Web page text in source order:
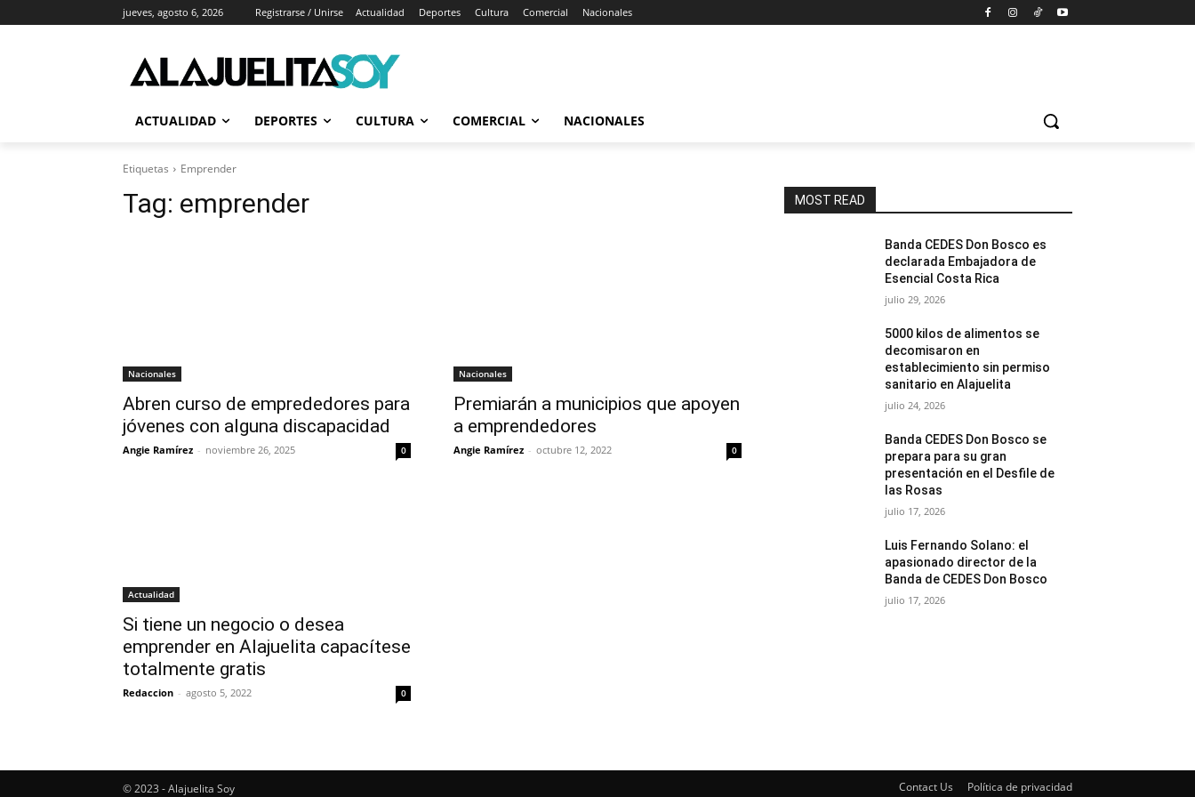
jueves, agosto 6, 2026 Registrarse / Unirse Actualidad Deportes Cultura Comercial Nacionales
ACTUALIDAD DEPORTES CULTURA COMERCIAL NACIONALES
Etiquetas Emprender
Tag: emprender
Nacionales
Abren curso de emprededores para
jóvenes con alguna discapacidad
Angie Ramírez - noviembre 26, 2025 0
Nacionales
Premiarán a municipios que apoyen
a emprendedores
Angie Ramírez - octubre 12, 2022 0
Actualidad
Si tiene un negocio o desea
emprender en Alajuelita capacítese
totalmente gratis
Redaccion - agosto 5, 2022 0
MOST READ
Banda CEDES Don Bosco es
declarada Embajadora de
Esencial Costa Rica
julio 29, 2026
5000 kilos de alimentos se
decomisaron en
establecimiento sin permiso
sanitario en Alajuelita
julio 24, 2026
Banda CEDES Don Bosco se
prepara para su gran
presentación en el Desfile de
las Rosas
julio 17, 2026
Luis Fernando Solano: el
apasionado director de la
Banda de CEDES Don Bosco
julio 17, 2026
© 2023 - Alajuelita Soy Contact Us Política de privacidad